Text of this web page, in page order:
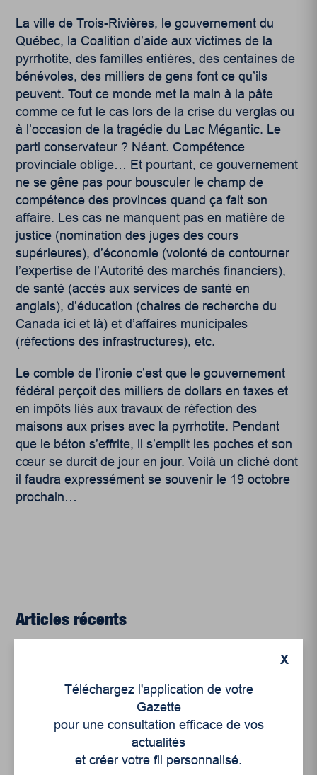
La ville de Trois-Rivières, le gouvernement du
Québec, la Coalition d’aide aux victimes de la
pyrrhotite, des familles entières, des centaines de
bénévoles, des milliers de gens font ce qu’ils
peuvent. Tout ce monde met la main à la pâte
comme ce fut le cas lors de la crise du verglas ou
à l’occasion de la tragédie du Lac Mégantic. Le
parti conservateur ? Néant. Compétence
provinciale oblige… Et pourtant, ce gouvernement
ne se gêne pas pour bousculer le champ de
compétence des provinces quand ça fait son
affaire. Les cas ne manquent pas en matière de
justice (nomination des juges des cours
supérieures), d’économie (volonté de contourner
l’expertise de l’Autorité des marchés financiers),
de santé (accès aux services de santé en
anglais), d’éducation (chaires de recherche du
Canada ici et là) et d’affaires municipales
(réfections des infrastructures), etc.
Le comble de l’ironie c’est que le gouvernement
fédéral perçoit des milliers de dollars en taxes et
en impôts liés aux travaux de réfection des
maisons aux prises avec la pyrrhotite. Pendant
que le béton s’effrite, il s’emplit les poches et son
cœur se durcit de jour en jour. Voilà un cliché dont
il faudra expressément se souvenir le 19 octobre
prochain…
Articles récents
régionale
Le sport professionnel féminin : en mouvement,
en croissance
X
Téléchargez l'application de votre
Gazette
pour une consultation efficace de vos
actualités
et créer votre fil personnalisé.